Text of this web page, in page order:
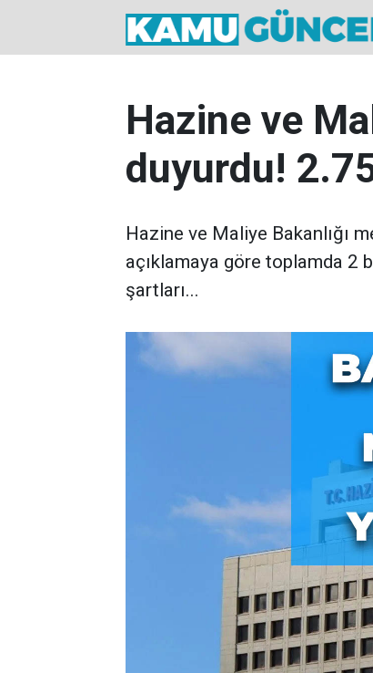
Hazine ve
duyurdu!
Hazine ve Maliye Bakanlığı
açıklamaya göre toplamda 2
şartları...